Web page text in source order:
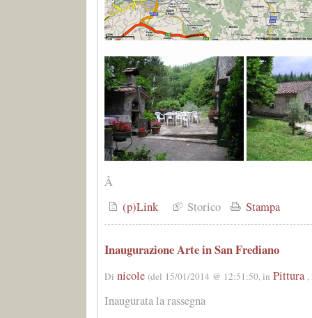
Â
(p)Link
Storico Stampa
Inaugurazione Arte in San Frediano
Di nicole (del 15/01/2014 @ 12:51:50, in Pittura
Inaugurata la rassegna